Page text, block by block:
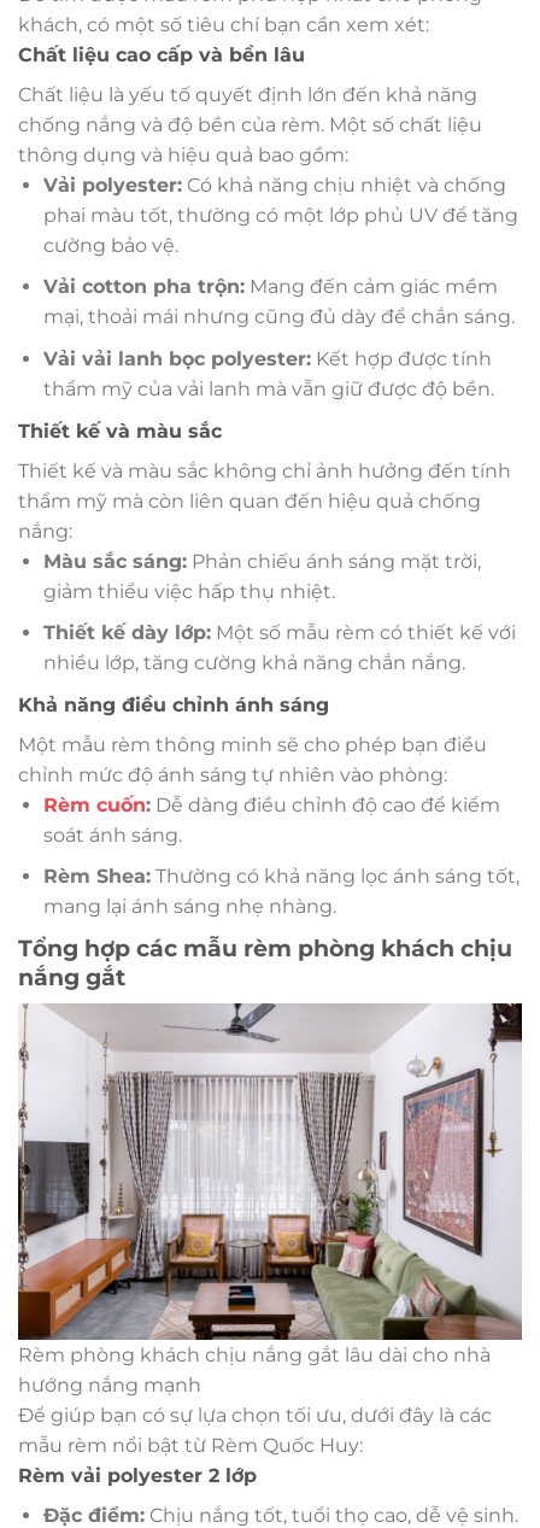
khách, có một số tiêu chí bạn cần xem xét:
Chất liệu cao cấp và bền lâu
Chất liệu là yếu tố quyết định lớn đến khả năng
chống nắng và độ bền của rèm. Một số chất liệu
thông dụng và hiệu quả bao gồm:
Vải polyester:Có khả năng chịu nhiệt và chống
phai màu tốt, thường có một lớp phủ UV để tăng
cường bảo vệ.
Vải cotton pha trộn:Mang đến cảm giác mềm
mại, thoải mái nhưng cũng đủ dày để chắn sáng.
Vải vải lanh bọc polyester:Kết hợp được tính
thẩm mỹ của vải lanh mà vẫn giữ được độ bền.
Thiết kế và màu sắc
Thiết kế và màu sắc không chỉ ảnh hưởng đến tính
thẩm mỹ mà còn liên quan đến hiệu quả chống
nắng:
Màu sắc sáng:Phản chiếu ánh sáng mặt trời,
giảm thiểu việc hấp thụ nhiệt.
Thiết kế dày lớp:Một số mẫu rèm có thiết kế với
nhiều lớp, tăng cường khả năng chắn nắng.
Khả năng điều chỉnh ánh sáng
Một mẫu rèm thông minh sẽ cho phép bạn điều
chỉnh mức độ ánh sáng tự nhiên vào phòng:
Rèm cuốn:Dễ dàng điều chỉnh độ cao để kiểm
soát ánh sáng.
Rèm Shea:Thường có khả năng lọc ánh sáng tốt,
mang lại ánh sáng nhẹ nhàng.
Tổng hợp các mẫu rèm phòng khách chịu
nắng gắt
Rèm phòng khách chịu nắng gắt lâu dài cho nhà
hướng nắng mạnh
Để giúp bạn có sự lựa chọn tối ưu, dưới đây là các
mẫu rèm nổi bật từ Rèm Quốc Huy:
Rèm vải polyester 2 lớp
Đặc điểm:Chịu nắng tốt, tuổi thọ cao, dễ vệ sinh.